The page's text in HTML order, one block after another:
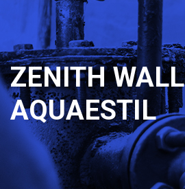
ZENITH WALL
AQUAESTIL